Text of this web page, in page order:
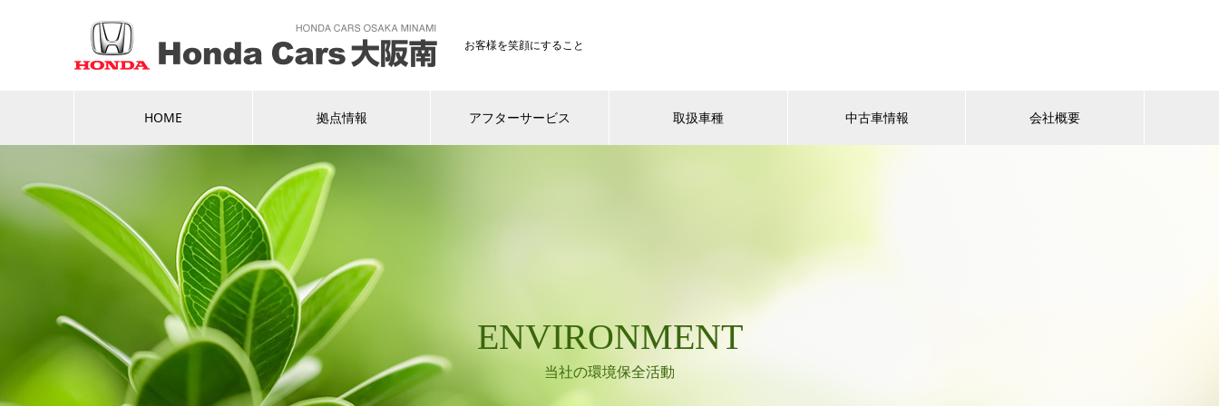
お客様を笑顔にすること
HOME 拠点情報 アフターサービス 取扱車種 中古車情報 会社概要
ENVIRONMENT
当社の環境保全活動